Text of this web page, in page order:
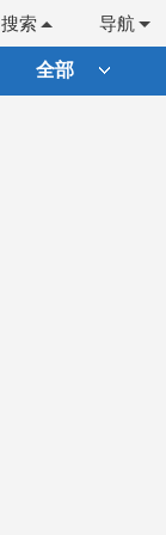
导航
搜索
全部